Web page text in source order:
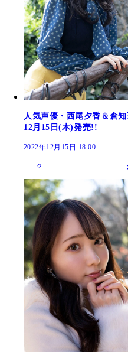
人気声優・西尾夕香＆倉
12月15日(木)発売!!
2022年12月15日 18:00